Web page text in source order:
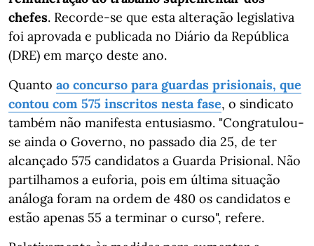
chefes. Recorde-se que esta alteração legislativa
foi aprovada e publicada no Diário da República
(DRE) em março deste ano.
Quanto ao concurso para guardas prisionais, que
contou com 575 inscritos nesta fase, o sindicato
também não manifesta entusiasmo. "Congratulou-
se ainda o Governo, no passado dia 25, de ter
alcançado 575 candidatos a Guarda Prisional. Não
partilhamos a euforia, pois em última situação
análoga foram na ordem de 480 os candidatos e
estão apenas 55 a terminar o curso", refere.